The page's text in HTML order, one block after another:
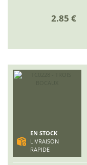
2.85 €
EN STOCK
LIVRAISON
RAPIDE